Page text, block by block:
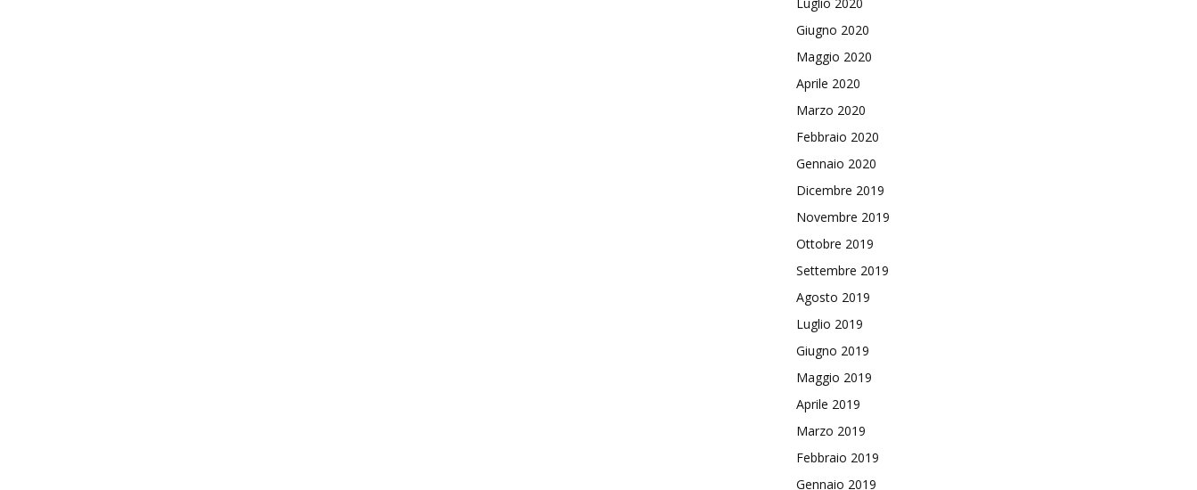
Giugno 2020
Maggio 2020
Aprile 2020
Marzo 2020
Febbraio 2020
Gennaio 2020
Dicembre 2019
Novembre 2019
Ottobre 2019
Settembre 2019
Agosto 2019
Luglio 2019
Giugno 2019
Maggio 2019
Aprile 2019
Marzo 2019
Febbraio 2019
Gennaio 2019